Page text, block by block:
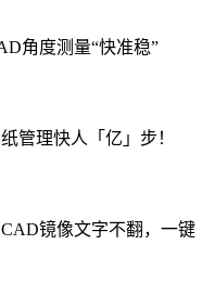
角度测量“快准稳”
管理快人「亿」步！
镜像文字不翻，一键